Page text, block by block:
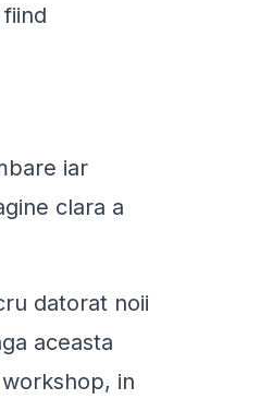
iar
clara a
datorat noii
aceasta
in